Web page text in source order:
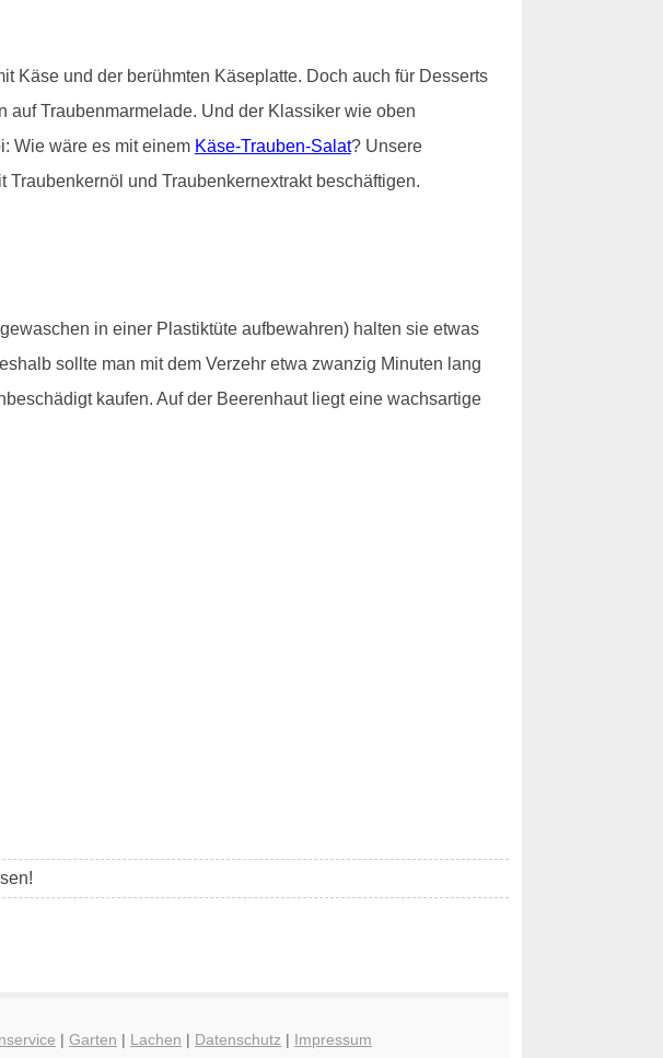
Käse und der berühmten Käseplatte. Doch auch für Desserts
Traubenmarmelade. Und der Klassiker wie oben
Wie wäre es mit einem Käse-Trauben-Salat? Unsere
und Traubenkernextrakt beschäftigen.
in einer Plastiktüte aufbewahren) halten sie etwas
sollte man mit dem Verzehr etwa zwanzig Minuten lang
kaufen. Auf der Beerenhaut liegt eine wachsartige
| Garten | Lachen | Datenschutz| Impressum